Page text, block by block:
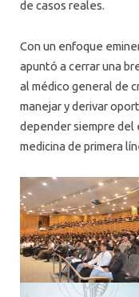
de casos reales.
Con un enfoque
apuntó a cerrar una
al médico general de
manejar y derivar
depender siempre del
medicina de primera